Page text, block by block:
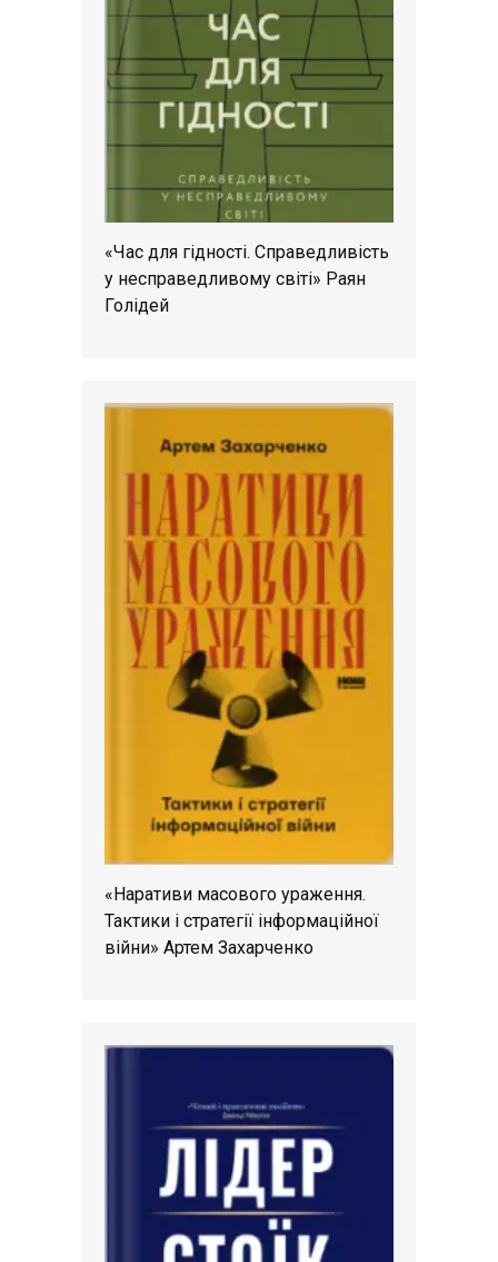
«Час для гідності. Справедливість
у несправедливому світі» Раян
Голідей
«Наративи масового ураження.
Тактики і стратегії інформаційної
війни» Артем Захарченко